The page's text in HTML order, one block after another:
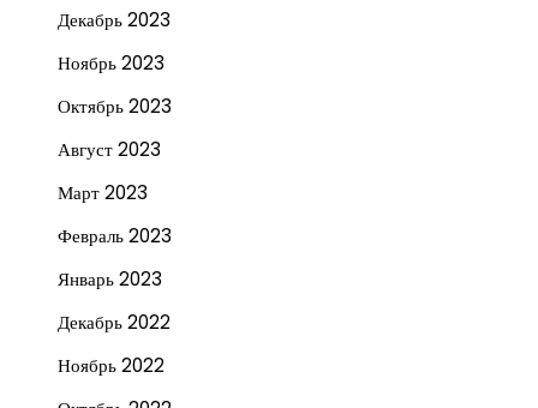
Декабрь 2023
Ноябрь 2023
Октябрь 2023
Август 2023
Март 2023
Февраль 2023
Январь 2023
Декабрь 2022
Ноябрь 2022